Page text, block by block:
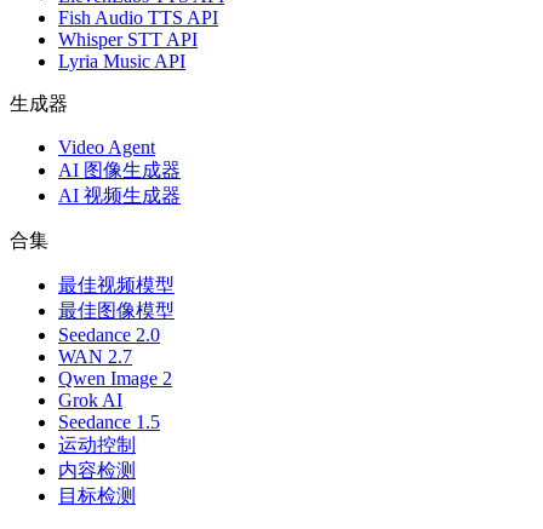
Fish Audio TTS API
Whisper STT API
Lyria Music API
生成器
Video Agent
AI 图像生成器
AI 视频生成器
合集
最佳视频模型
最佳图像模型
Seedance 2.0
WAN 2.7
Qwen Image 2
Grok AI
Seedance 1.5
运动控制
内容检测
目标检测